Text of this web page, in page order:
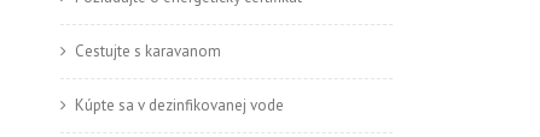
Cestujte s karavanom
Kúpte sa v dezinfikovanej vode